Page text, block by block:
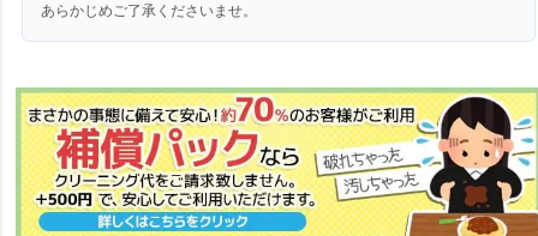
あらかじめご了承くださいませ。